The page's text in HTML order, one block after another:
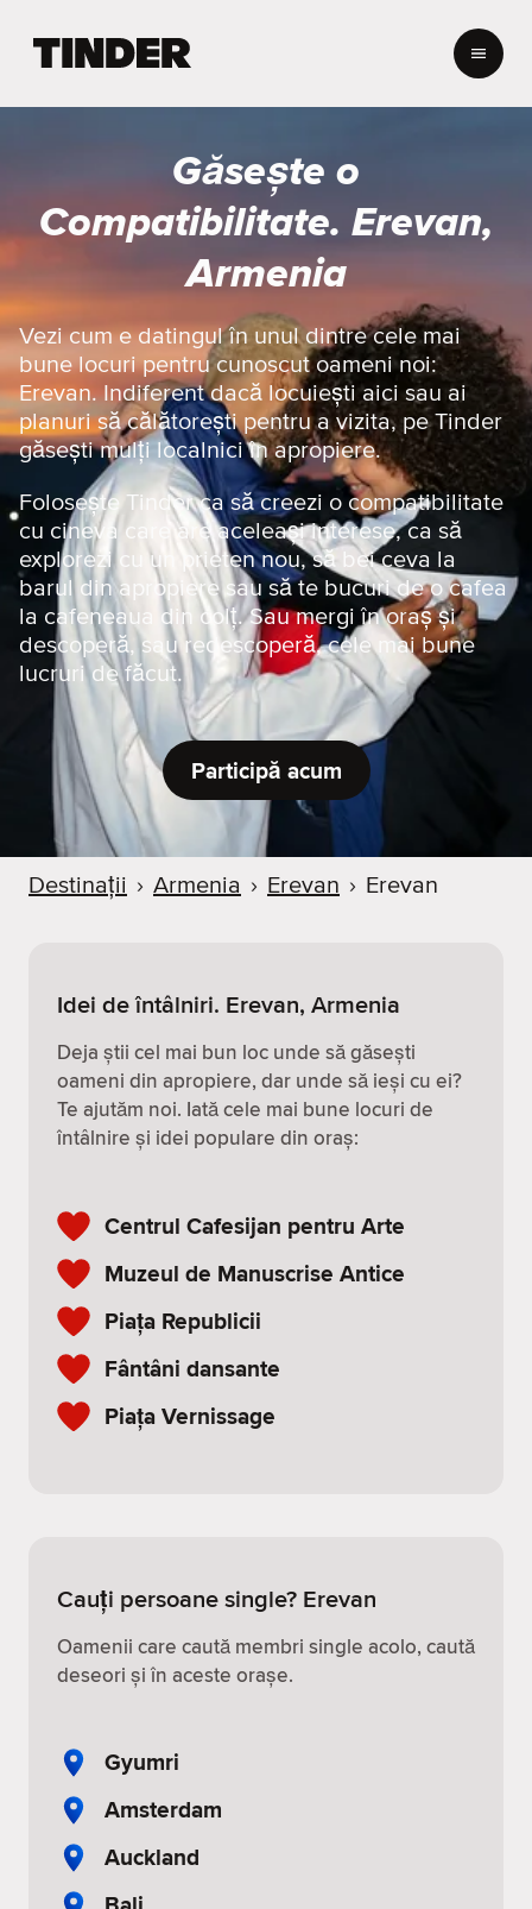
T
i
n
e
Găsește o
Compatibilitate. Erevan,
Armenia
Vezi cum e datingul în unul dintre cele mai
bune locuri pentru cunoscut oameni noi:
Erevan. Indiferent dacă locuiești aici sau ai
planuri să călătorești pentru a vizita, pe Tinder
găsești mulți localnici în apropiere.
Folosește Tinder ca să creezi o compatibilitate
cu cineva care are aceleași interese, ca să
explorezi cu un prieten nou, să bei ceva la
barul din apropiere sau să te bucuri de o cafea
la cafeneaua din colț. Sau mergi în oraș și
descoperă, sau redescoperă, cele mai bune
lucruri de făcut.
Participă acum
Destinații › Armenia › Erevan › Erevan
Idei de întâlniri. Erevan, Armenia
Deja știi cel mai bun loc unde să găsești
oameni din apropiere, dar unde să ieși cu ei?
Te ajutăm noi. Iată cele mai bune locuri de
întâlnire și idei populare din oraș:
Centrul Cafesijan pentru Arte
Muzeul de Manuscrise Antice
Piața Republicii
Fântâni dansante
Piața Vernissage
Cauți persoane single? Erevan
Oamenii care caută membri single acolo, caută
deseori și în aceste orașe.
Gyumri
Amsterdam
Auckland